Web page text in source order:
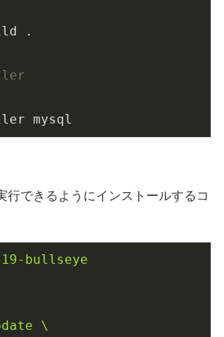
mysql
行できるようにインストールするコ
bullseye
\